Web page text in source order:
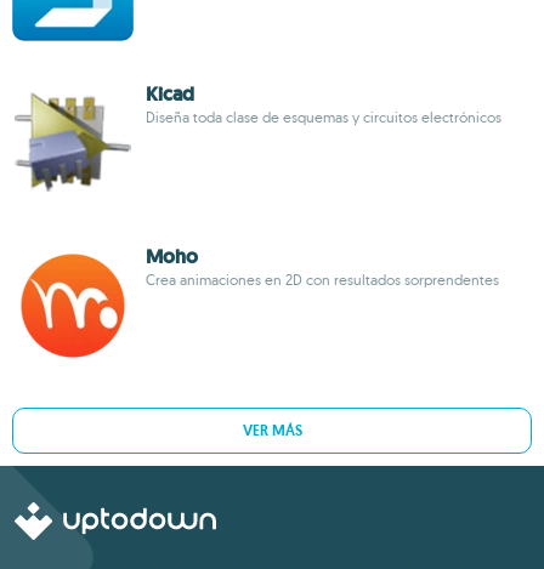
Kicad
Diseña toda clase de esquemas y circuitos electrónicos
Moho
Crea animaciones en 2D con resultados sorprendentes
VER MÁS